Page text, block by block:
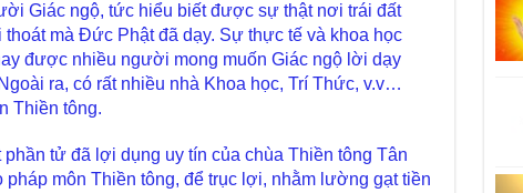
Giác ngộ, tức hiểu biết được sự thật nơi trái đất
mà Đức Phật đã dạy. Sự thực tế và khoa học
được nhiều người mong muốn Giác ngộ lời dạy
ra, có rất nhiều nhà Khoa học, Trí Thức, v.v…
Thiền tông.
tử đã lợi dụng uy tín của chùa Thiền tông Tân
pháp môn Thiền tông, để trục lợi, nhằm lường gạt tiền